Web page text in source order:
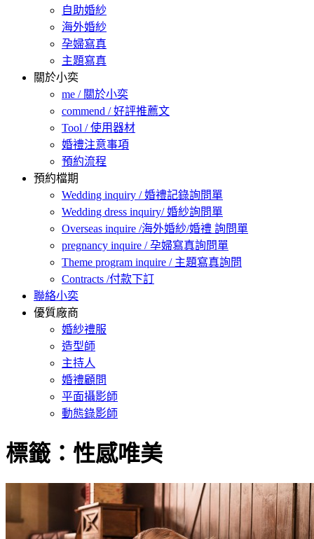
自助婚紗
海外婚紗
孕婦寫真
主題寫真
關於小奕
me / 關於小奕
commend / 好評推薦文
Tool / 使用器材
婚禮注意事項
預約流程
預約檔期
Wedding inquiry / 婚禮記錄詢問單
Wedding dress inquiry/ 婚紗詢問單
Overseas inquire /海外婚紗/婚禮 詢問單
pregnancy inquire / 孕婦寫真詢問單
Theme program inquire / 主題寫真詢問
Contracts /付款下訂
聯絡小奕
優質廠商
婚紗禮服
造型師
主持人
婚禮顧問
平面攝影師
動態錄影師
標籤：性感唯美